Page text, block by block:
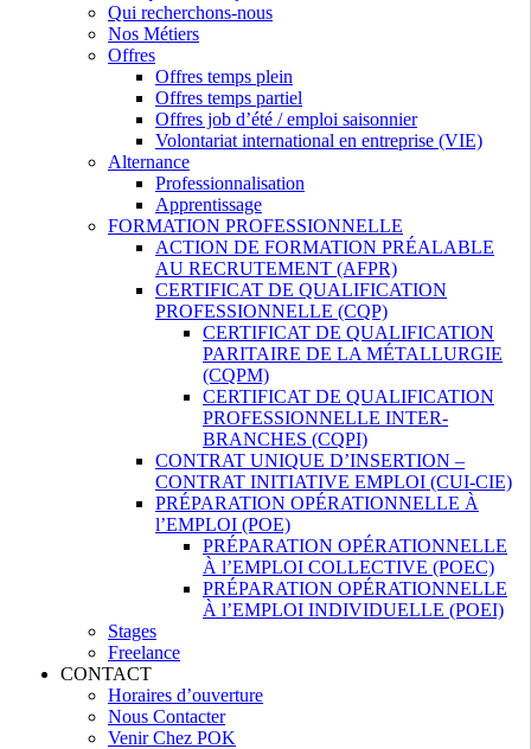
Qui recherchons-nous
Nos Métiers
Offres
Offres temps plein
Offres temps partiel
Offres job d’été / emploi saisonnier
Volontariat international en entreprise (VIE)
Alternance
Professionnalisation
Apprentissage
FORMATION PROFESSIONNELLE
ACTION DE FORMATION PRÉALABLE
AU RECRUTEMENT (AFPR)
CERTIFICAT DE QUALIFICATION
PROFESSIONNELLE (CQP)
CERTIFICAT DE QUALIFICATION
PARITAIRE DE LA MÉTALLURGIE
(CQPM)
CERTIFICAT DE QUALIFICATION
PROFESSIONNELLE INTER-
BRANCHES (CQPI)
CONTRAT UNIQUE D’INSERTION –
CONTRAT INITIATIVE EMPLOI (CUI-CIE)
PRÉPARATION OPÉRATIONNELLE À
l’EMPLOI (POE)
PRÉPARATION OPÉRATIONNELLE
À l’EMPLOI COLLECTIVE (POEC)
PRÉPARATION OPÉRATIONNELLE
À l’EMPLOI INDIVIDUELLE (POEI)
Stages
Freelance
CONTACT
Horaires d’ouverture
Nous Contacter
Venir Chez POK